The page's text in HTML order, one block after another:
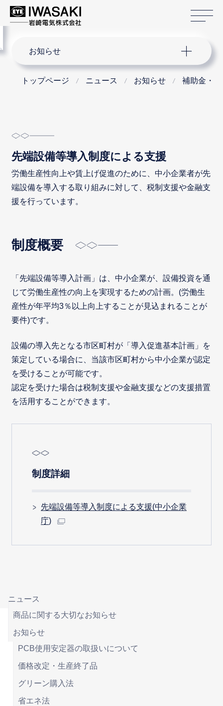
お知らせ
トップページ ニュース お知らせ 補助金・
先端設備等導入制度による支援
労働生産性向上や賃上げ促進のために、中小企業者が先
端設備を導入する取り組みに対して、税制支援や金融支
援を行っています。
制度概要
「先端設備等導入計画」は、中小企業が、設備投資を通
じて労働生産性の向上を実現するための計画。(労働生
産性が年平均3％以上向上することが見込まれることが
要件)です。
設備の導入先となる市区町村が「導入促進基本計画」を
策定している場合に、当該市区町村から中小企業が認定
を受けることが可能です。
認定を受けた場合は税制支援や金融支援などの支援措置
を活用することができます。
制度詳細
先端設備等導入制度による支援(中小企業
庁)
menu
ニュース
商品に関する大切なお知らせ
お知らせ
PCB使用安定器の取扱いについて
価格改定・生産終了品
グリーン購入法
省エネ法